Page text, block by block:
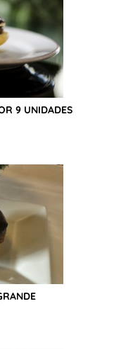
9 UNIDADES